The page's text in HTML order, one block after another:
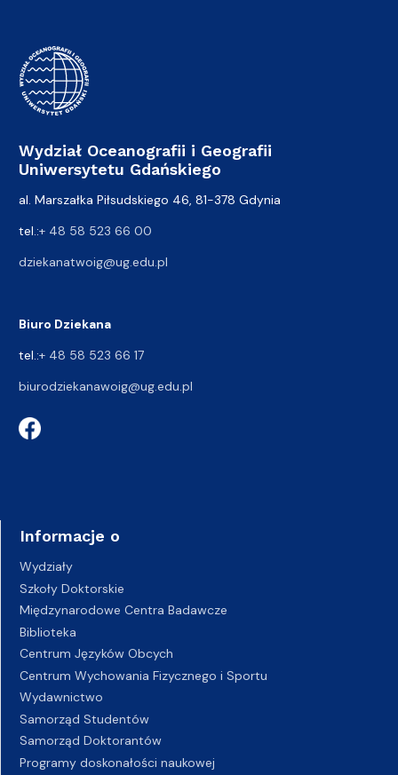
Wydział Oceanografii i Geografii
Uniwersytetu Gdańskiego
al. Marszałka Piłsudskiego 46, 81-378 Gdynia
tel.:+ 48 58 523 66 00
dziekanatwoig@ug.edu.pl
Biuro Dziekana
tel.:+ 48 58 523 66 17
biurodziekanawoig@ug.edu.pl
Informacje o
Wydziały
Szkoły Doktorskie
Międzynarodowe Centra Badawcze
Biblioteka
Centrum Języków Obcych
Centrum Wychowania Fizycznego i Sportu
Wydawnictwo
Samorząd Studentów
Samorząd Doktorantów
Programy doskonałości naukowej